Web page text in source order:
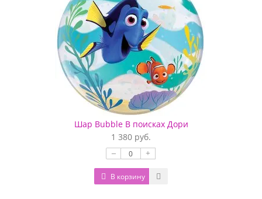
Шар Bubble В поисках Дори
1 380 руб.
– +
В корзину